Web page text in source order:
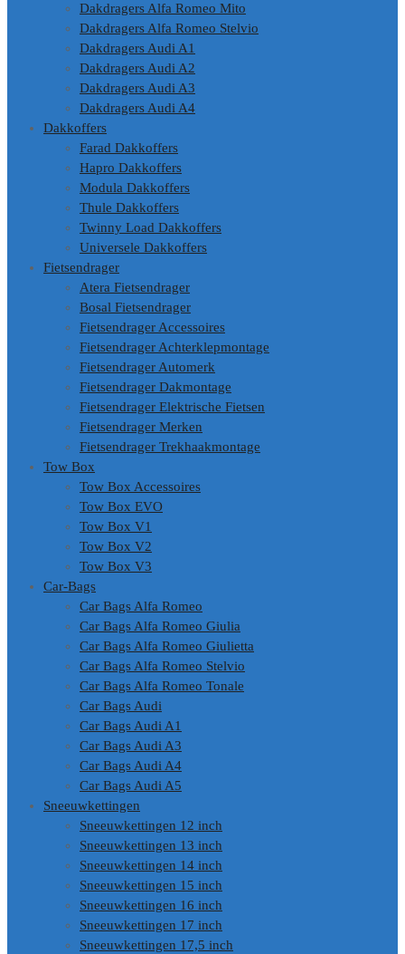
Dakdragers Alfa Romeo Mito
Dakdragers Alfa Romeo Stelvio
Dakdragers Audi A1
Dakdragers Audi A2
Dakdragers Audi A3
Dakdragers Audi A4
Dakkoffers
Farad Dakkoffers
Hapro Dakkoffers
Modula Dakkoffers
Thule Dakkoffers
Twinny Load Dakkoffers
Universele Dakkoffers
Fietsendrager
Atera Fietsendrager
Bosal Fietsendrager
Fietsendrager Accessoires
Fietsendrager Achterklepmontage
Fietsendrager Automerk
Fietsendrager Dakmontage
Fietsendrager Elektrische Fietsen
Fietsendrager Merken
Fietsendrager Trekhaakmontage
Tow Box
Tow Box Accessoires
Tow Box EVO
Tow Box V1
Tow Box V2
Tow Box V3
Car-Bags
Car Bags Alfa Romeo
Car Bags Alfa Romeo Giulia
Car Bags Alfa Romeo Giulietta
Car Bags Alfa Romeo Stelvio
Car Bags Alfa Romeo Tonale
Car Bags Audi
Car Bags Audi A1
Car Bags Audi A3
Car Bags Audi A4
Car Bags Audi A5
Sneeuwkettingen
Sneeuwkettingen 12 inch
Sneeuwkettingen 13 inch
Sneeuwkettingen 14 inch
Sneeuwkettingen 15 inch
Sneeuwkettingen 16 inch
Sneeuwkettingen 17 inch
Sneeuwkettingen 17,5 inch